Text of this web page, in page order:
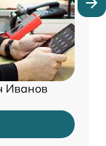
Иванов